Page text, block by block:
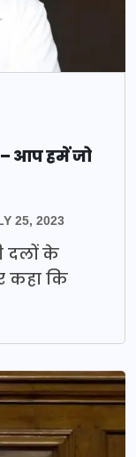
– आप हमें जो
25, 2023
दलों के
कहा कि